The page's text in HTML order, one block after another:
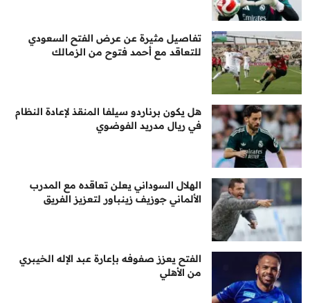
تفاصيل مثيرة عن عرض الفتح السعودي
للتعاقد مع أحمد فتوح من الزمالك
هل يكون برناردو سيلفا المنقذ لإعادة النظام
في ريال مدريد الفوضوي
الهلال السوداني يعلن تعاقده مع المدرب
الألماني جوزيف زينباور لتعزيز الفريق
الفتح يعزز صفوفه بإعارة عبد الإله الخيبري
من الأهلي